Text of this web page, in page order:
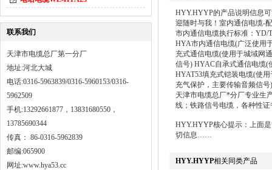
联系我们
天津市电缆总厂第一分厂
地址:河北大城
电话:0316-5963839/0316-5960153/0316-
5962509
手机:13292661877，13831680550，
13785690344
传真： 86-0316-5962839
邮编:065900
网址:www.hya53.cc
HYY.HYYP的产品说明信息
迎随时与我！室内通信电缆-
市内通信电缆执行标准：YD/
HYA市内通信电缆(广泛使用
充式通信电缆(使用于城域网
信号) HYAC自承式通信电缆(
HYAT53填充式铠装电缆(使
充气保护，主要传输音频信号)
天津市电缆总厂*分厂专业生
线；铁路信号电缆，各种性
HYY.HYYP核心提示：上面
切信息……
HYY.HYYP相关同类产品